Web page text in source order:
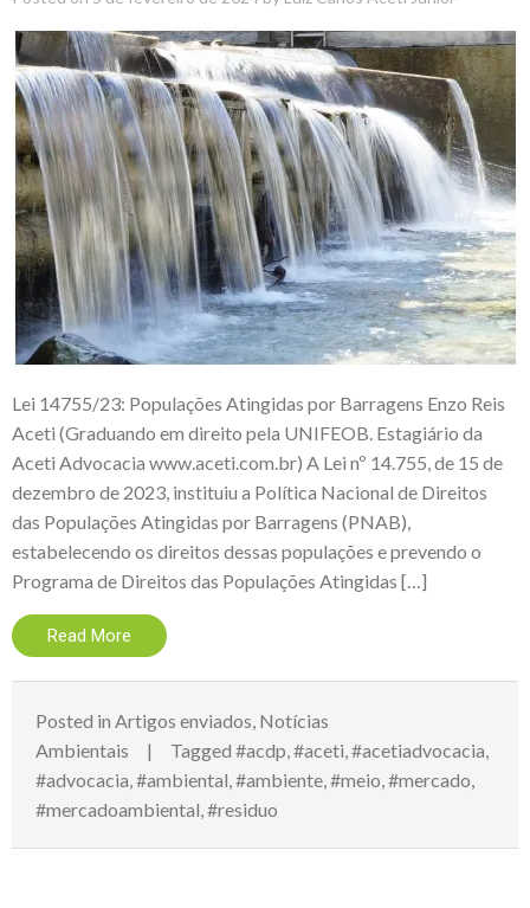
Lei 14755/23: Populações Atingidas por Barragens Enzo Reis
Aceti (Graduando em direito pela UNIFEOB. Estagiário da
Aceti Advocacia www.aceti.com.br) A Lei nº 14.755, de 15 de
dezembro de 2023, instituiu a Política Nacional de Direitos
das Populações Atingidas por Barragens (PNAB),
estabelecendo os direitos dessas populações e prevendo o
Programa de Direitos das Populações Atingidas […]
Read More
Posted in Artigos enviados Notícias
Ambientais
Tagged #acdp #aceti #acetiadvocacia
#advocacia #ambiental #ambiente #meio #mercado
#mercadoambiental #residuo